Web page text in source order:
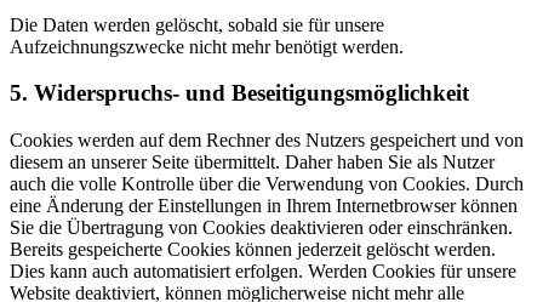
Die Daten werden gelöscht, sobald sie für unsere
Aufzeichnungszwecke nicht mehr benötigt werden.
5. Widerspruchs- und Beseitigungsmöglichkeit
Cookies werden auf dem Rechner des Nutzers gespeichert und von
diesem an unserer Seite übermittelt. Daher haben Sie als Nutzer
auch die volle Kontrolle über die Verwendung von Cookies. Durch
eine Änderung der Einstellungen in Ihrem Internetbrowser können
Sie die Übertragung von Cookies deaktivieren oder einschränken.
Bereits gespeicherte Cookies können jederzeit gelöscht werden.
Dies kann auch automatisiert erfolgen. Werden Cookies für unsere
Website deaktiviert, können möglicherweise nicht mehr alle